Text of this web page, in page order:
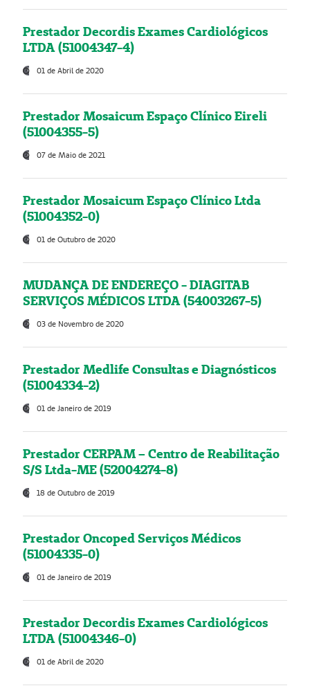
Prestador Decordis Exames Cardiológicos
LTDA (51004347-4)
01 de Abril de 2020
Prestador Mosaicum Espaço Clínico Eireli
(51004355-5)
07 de Maio de 2021
Prestador Mosaicum Espaço Clínico Ltda
(51004352-0)
01 de Outubro de 2020
MUDANÇA DE ENDEREÇO - DIAGITAB
SERVIÇOS MÉDICOS LTDA (54003267-5)
03 de Novembro de 2020
Prestador Medlife Consultas e Diagnósticos
(51004334-2)
01 de Janeiro de 2019
Prestador CERPAM – Centro de Reabilitação
S/S Ltda-ME (52004274-8)
18 de Outubro de 2019
Prestador Oncoped Serviços Médicos
(51004335-0)
01 de Janeiro de 2019
Prestador Decordis Exames Cardiológicos
LTDA (51004346-0)
01 de Abril de 2020